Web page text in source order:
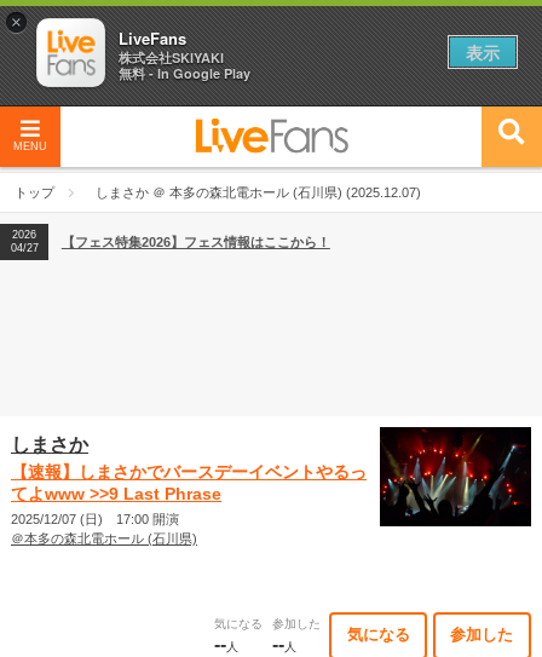
MENU
トップ しまさか ＠ 本多の森北電ホール (石川県) (2025.12.07)
2026
04/27
2026
【ライブ動員ランキング】2026年上半期編発表！
2026
04/27
【フェス特集2026】フェス情報はここから！
しまさか
【速報】しまさかでバースデーイベントやるっ
てよwww >>9 Last Phrase
2025/12/07 (日) 17:00 開演
＠本多の森北電ホール (石川県)
気になる
--人
参加した
--人
気になる 参加した
×
LiveFans
株式会社SKIYAKI
無料 - In Google Play
表示